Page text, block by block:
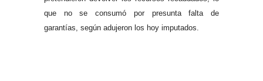
que no se consumó por presunta falta de
garantías, según adujeron los hoy imputados.